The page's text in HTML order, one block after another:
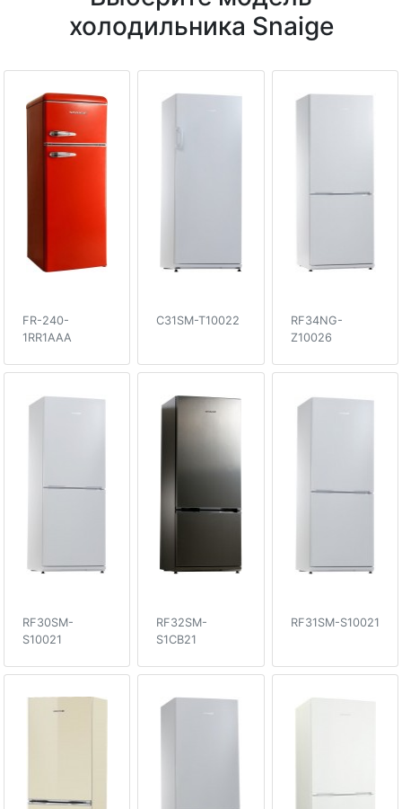
холодильника Snaige
FR-240-
1RR1AAA
C31SM-T10022
RF34NG-
Z10026
RF30SM-
S10021
RF32SM-
S1CB21
RF31SM-S10021